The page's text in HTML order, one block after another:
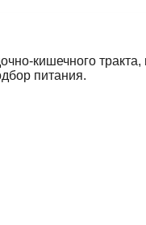
кишечного
питания.